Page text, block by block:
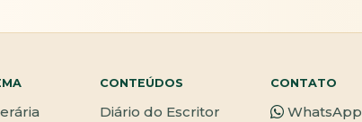
CONTEÚDOS
Diário do Escritor
CONTATO
WhatsApp